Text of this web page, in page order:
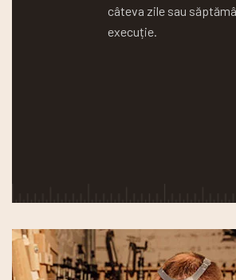
câteva zile sau
execuție.